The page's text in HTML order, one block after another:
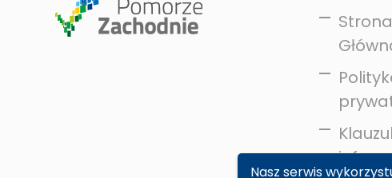
Nasz serwis
Strona